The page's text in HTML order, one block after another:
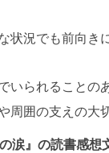
況でも前向き
られることの
囲の支えの大
の涙』の読書感想